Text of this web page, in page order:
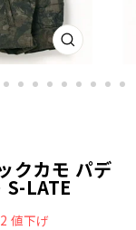
閉
クカモ パデ
S-LATE
値下げ